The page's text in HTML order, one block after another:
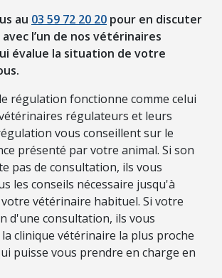
au 03 59 72 20 20 pour en discuter
l’un de nos vétérinaires
évalue la situation de votre
régulation fonctionne comme celui
régulateurs et leurs
vous conseillent sur le
présenté par votre animal. Si son
pas de consultation, ils vous
les conseils nécessaire jusqu'à
vétérinaire habituel. Si votre
d'une consultation, ils vous
clinique vétérinaire la plus proche
puisse vous prendre en charge en